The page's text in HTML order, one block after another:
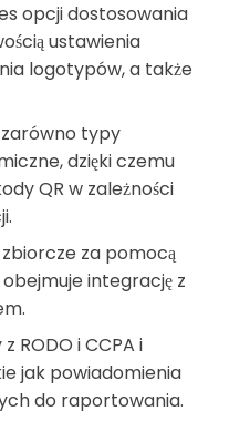
opcji dostosowania
ustawienia
logotypów, a także
typy
dzięki czemu
QR w zależności
za pomocą
integrację z
RODO i CCPA i
jak powiadomienia
do raportowania.